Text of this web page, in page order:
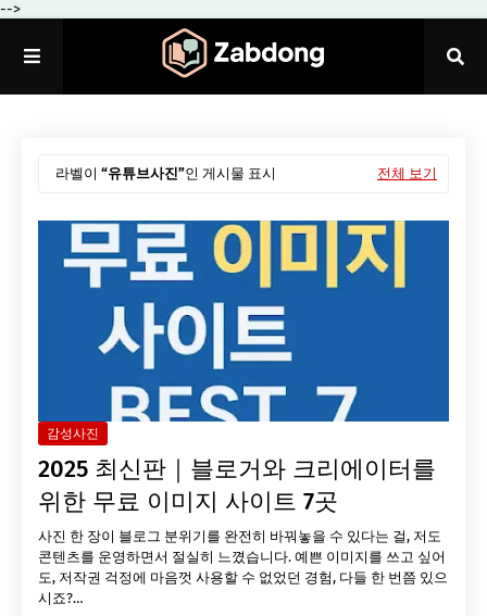
-->
라벨이 유튜브사진 인 게시물 표시 전체 보기
감성사진
2025 최신판｜블로거와 크리에이터를
위한 무료 이미지 사이트 7곳
사진 한 장이 블로그 분위기를 완전히 바꿔놓을 수 있다는 걸, 저도
콘텐츠를 운영하면서 절실히 느꼈습니다. 예쁜 이미지를 쓰고 싶어
도, 저작권 걱정에 마음껏 사용할 수 없었던 경험, 다들 한 번쯤 있으
시죠?…